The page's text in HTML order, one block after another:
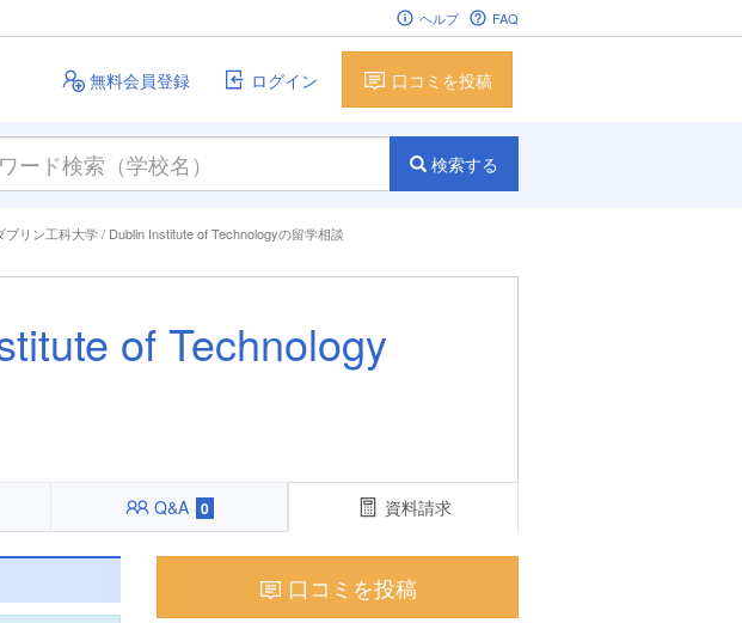
ヘルプ FAQ
無料会員登録 ログイン 口コミを投稿
検索する
ブリン工科大学 / Dublin Institute of Technologyの留学相談
of Technology
Q&A 0 資料請求
口コミを投稿